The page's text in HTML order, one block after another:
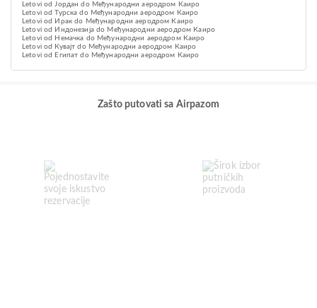
Letovi od Јордан do Међународни аеродром Каиро
Letovi od Турска do Међународни аеродром Каиро
Letovi od Ирак do Међународни аеродром Каиро
Letovi od Индонезија do Међународни аеродром Каиро
Letovi od Немачка do Међународни аеродром Каиро
Letovi od Кувајт do Међународни аеродром Каиро
Letovi od Египат do Међународни аеродром Каиро
Zašto putovati sa Airpazom